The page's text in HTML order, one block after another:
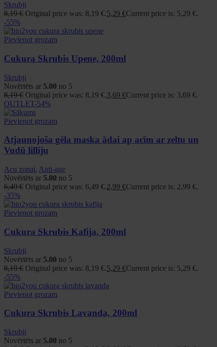
Skrubji
8,19€ Original price was: 8,19 €.5,29 €Current price is: 5,29 €.
-55%
Pievienot grozam
Cukura Skrubis Upene, 200ml
Skrubji
Novērtēts ar 5.00 no 5
8,19€ Original price was: 8,19 €.3,69 €Current price is: 3,69 €.
OUTLET-54%
Pievienot grozam
Atjaunojoša gēla maska ādai ap acīm ar zeltu un
Vudū lilliju
Acu zonai, Anti-age
Novērtēts ar 5.00 no 5
6,49€ Original price was: 6,49 €.2,99 €Current price is: 2,99 €.
-35%
Pievienot grozam
Cukura Skrubis Kafija, 200ml
Skrubji
Novērtēts ar 5.00 no 5
8,19€ Original price was: 8,19 €.5,29 €Current price is: 5,29 €.
-55%
Pievienot grozam
Cukura Skrubis Lavanda, 200ml
Skrubji
Novērtēts ar 5.00 no 5